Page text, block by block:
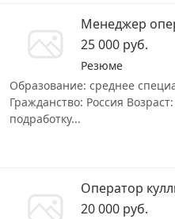
Менеджер
25 000 руб.
Резюме
Образование: среднее
Гражданство: Россия
подработку...
Оператор
20 000 руб.